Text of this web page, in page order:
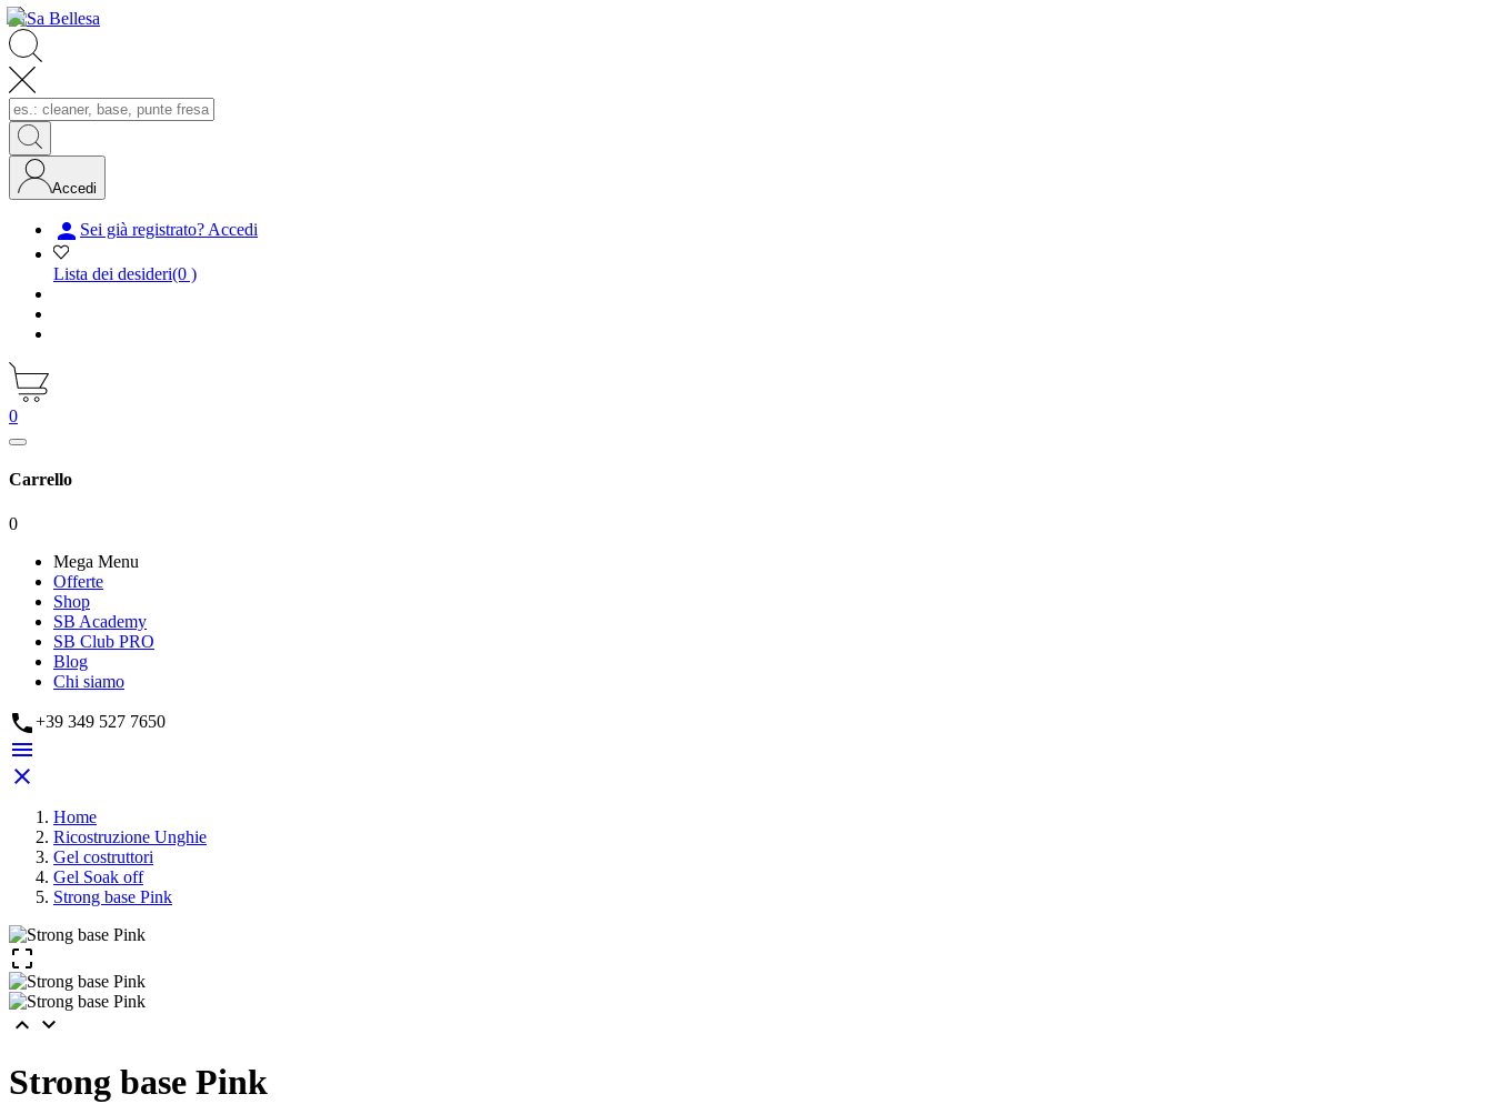
Accedi
 Sei già registrato? Accedi
Lista dei desideri(0 )
0
Carrello
0
Mega Menu
Offerte
Shop
SB Academy
SB Club PRO
Blog
Chi siamo
+39 349 527 7650


Home
Ricostruzione Unghie
Gel costruttori
Gel Soak off
Strong base Pink

 
Strong base Pink